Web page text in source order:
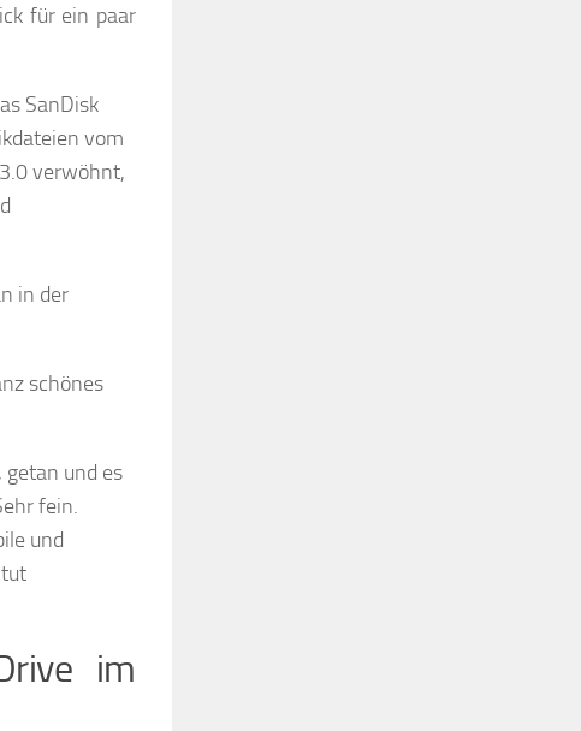
für ein paar
SanDisk
vom
verwöhnt,
in der
schönes
getan und es
fein.
und
im